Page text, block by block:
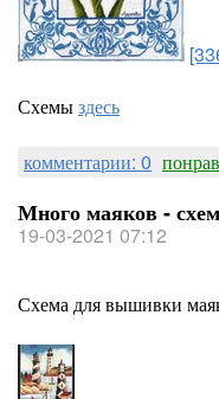
Схемыздесь
комментарии: 0
Много маяков -
19-03-2021 07:12
Схема для вышивки